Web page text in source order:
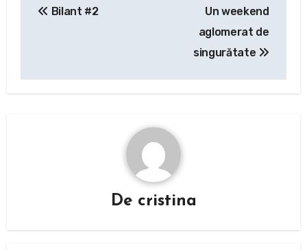
Bilant #2
Un weekend
aglomerat de
singurătate
De cristina